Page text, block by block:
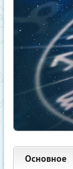
Основное